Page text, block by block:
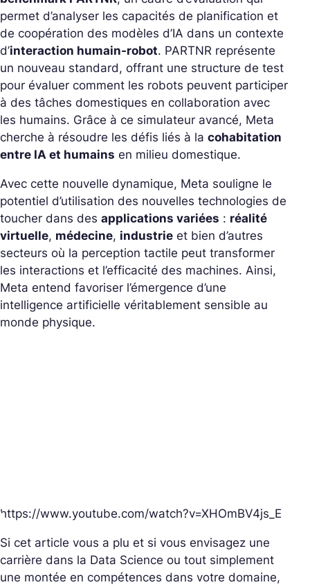
permet d’analyser les capacités de planification et
de coopération des modèles d’IA dans un contexte
d’interaction humain-robot. PARTNR représente
un nouveau standard, offrant une structure de test
pour évaluer comment les robots peuvent participer
à des tâches domestiques en collaboration avec
les humains. Grâce à ce simulateur avancé, Meta
cherche à résoudre les défis liés à la cohabitation
entre IA et humains en milieu domestique.
Avec cette nouvelle dynamique, Meta souligne le
potentiel d’utilisation des nouvelles technologies de
toucher dans des applications variées : réalité
virtuelle, médecine, industrie et bien d’autres
secteurs où la perception tactile peut transformer
les interactions et l’efficacité des machines. Ainsi,
Meta entend favoriser l’émergence d’une
intelligence artificielle véritablement sensible au
monde physique.
https://www.youtube.com/watch?v=XHOmBV4js_E
Si cet article vous a plu et si vous envisagez une
carrière dans la Data Science ou tout simplement
une montée en compétences dans votre domaine,